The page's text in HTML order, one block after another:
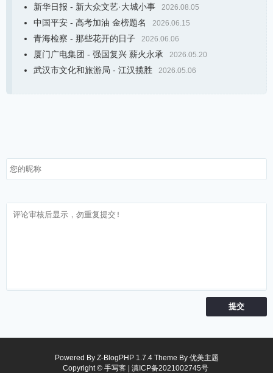
新华日报 - 新大众文艺·大城小事 2026.08.05
中国平安 - 高考加油 金榜题名 2026.06.15
青海检察 - 那些花开的日子 2026.06.06
厦门广电集团 - 强国复兴 薪火永承 2026.05.20
武汉市文化和旅游局 - 江汉揽胜 2026.05.06
Powered By Z-BlogPHP 1.7.4Theme By 优美主题
Copyright © 手写客 | 滇ICP备2021002745号